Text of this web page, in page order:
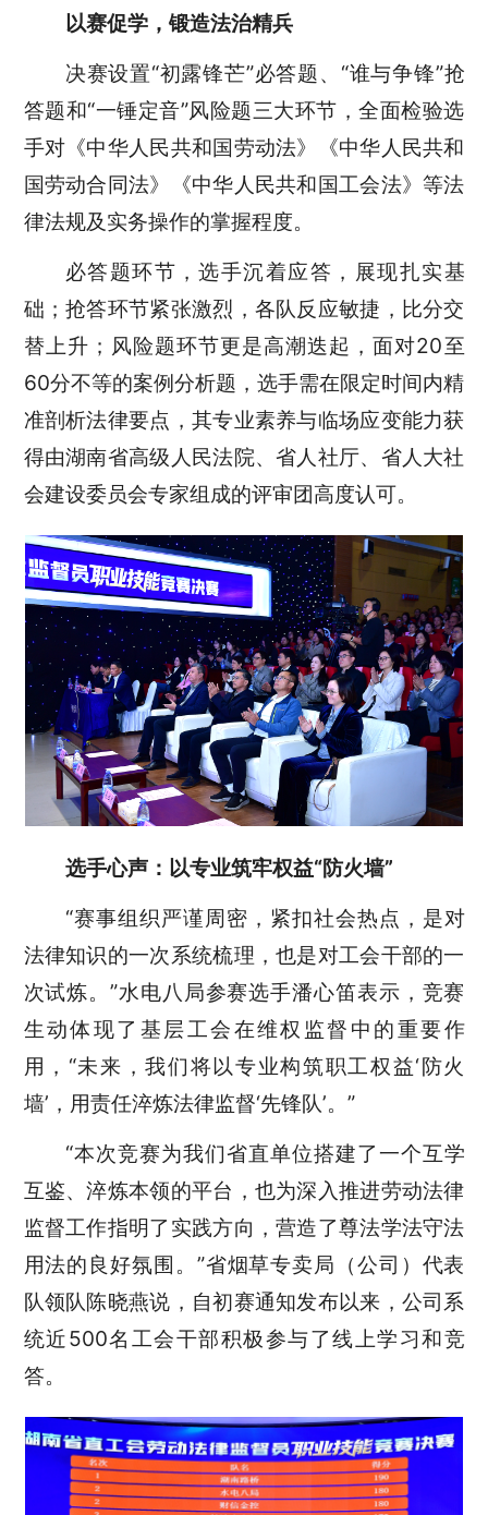
以赛促学，锻造法治精兵
决赛设置“初露锋芒”必答题、“谁与争锋”抢
答题和“一锤定音”风险题三大环节，全面检验选
手对《中华人民共和国劳动法》《中华人民共和
国劳动合同法》《中华人民共和国工会法》等法
律法规及实务操作的掌握程度。
必答题环节，选手沉着应答，展现扎实基
础；抢答环节紧张激烈，各队反应敏捷，比分交
替上升；风险题环节更是高潮迭起，面对20至
60分不等的案例分析题，选手需在限定时间内精
准剖析法律要点，其专业素养与临场应变能力获
得由湖南省高级人民法院、省人社厅、省人大社
会建设委员会专家组成的评审团高度认可。
选手心声：以专业筑牢权益“防火墙”
“赛事组织严谨周密，紧扣社会热点，是对
法律知识的一次系统梳理，也是对工会干部的一
次试炼。”水电八局参赛选手潘心笛表示，竞赛
生动体现了基层工会在维权监督中的重要作
用，“未来，我们将以专业构筑职工权益‘防火
墙’，用责任淬炼法律监督‘先锋队’。”
“本次竞赛为我们省直单位搭建了一个互学
互鉴、淬炼本领的平台，也为深入推进劳动法律
监督工作指明了实践方向，营造了尊法学法守法
用法的良好氛围。”省烟草专卖局（公司）代表
队领队陈晓燕说，自初赛通知发布以来，公司系
统近500名工会干部积极参与了线上学习和竞
答。